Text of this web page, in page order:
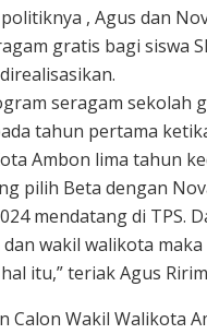
, Agus dan
gratis bagi siswa
seragam sekolah
tahun pertama
Ambon lima tahun
pilih Beta dengan
mendatang di TPS.
wakil walikota
itu,” teriak Agus
Calon Wakil Walikota